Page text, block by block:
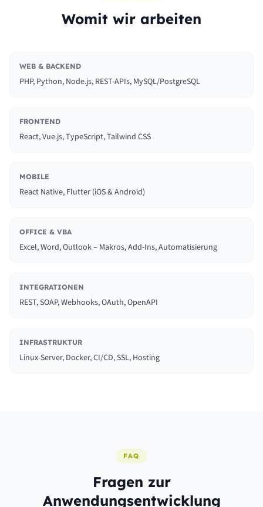
Womit wir arbeiten
WEB & BACKEND
PHP, Python, Node.js, REST-APIs, MySQL/PostgreSQL
FRONTEND
React, Vue.js, TypeScript, Tailwind CSS
MOBILE
React Native, Flutter (iOS & Android)
OFFICE & VBA
Excel, Word, Outlook – Makros, Add-Ins, Automatisierung
INTEGRATIONEN
REST, SOAP, Webhooks, OAuth, OpenAPI
INFRASTRUKTUR
Linux-Server, Docker, CI/CD, SSL, Hosting
FAQ
Fragen zur
Anwendungsentwicklung